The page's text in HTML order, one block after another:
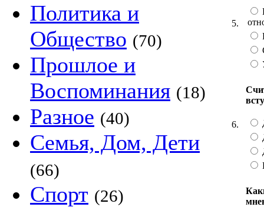
Политика и
Общество (70)
Прошлое и
Воспоминания (18)
Разное (40)
Семья, Дом, Дети
(66)
Спорт (26)
5.
6.